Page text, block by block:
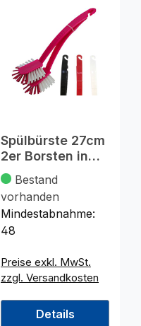
Spülbürste 27cm
2er Borsten in
klassischen
Farben
Bestand
vorhanden
Mindestabnahme:
48
Preise exkl. MwSt.
zzgl. Versandkosten
Details